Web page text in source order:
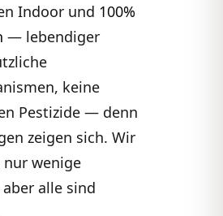
Indoor und 100%
— lebendiger
keine
Pestizide — denn
zeigen sich. Wir
wenige
alle sind